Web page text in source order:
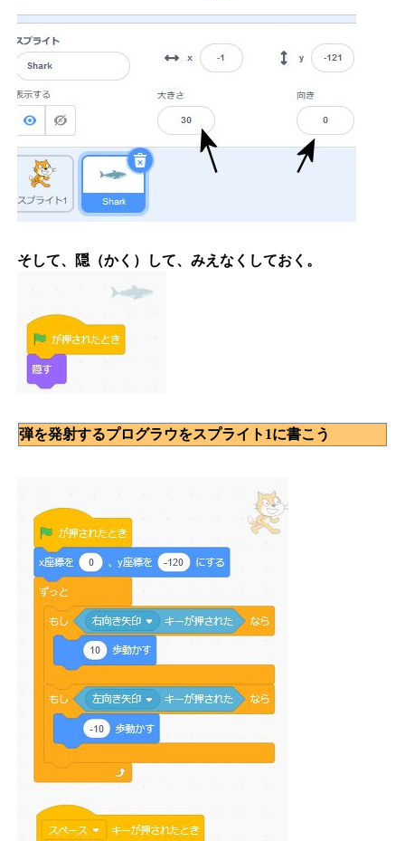
そして、隠（かく）して、みえなくしておく。
弾を発射するプログラウをスプライト1に書こう